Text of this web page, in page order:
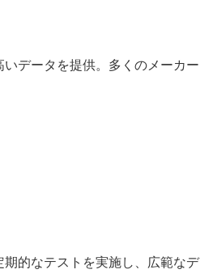
データを提供。多くのメーカー
的なテストを実施し、広範なデ